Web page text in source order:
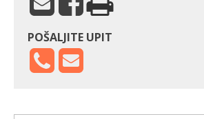
POŠALJITE UPIT